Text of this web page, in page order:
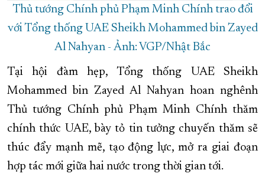
Thủ tướng Chính phủ Phạm Minh Chính trao đổi
với Tổng thống UAE Sheikh Mohammed bin Zayed
Al Nahyan - Ảnh: VGP/Nhật Bắc
Tại hội đàm hẹp, Tổng thống UAE Sheikh
Mohammed bin Zayed Al Nahyan hoan nghênh
Thủ tướng Chính phủ Phạm Minh Chính thăm
chính thức UAE, bày tỏ tin tưởng chuyến thăm sẽ
thúc đẩy mạnh mẽ, tạo động lực, mở ra giai đoạn
hợp tác mới giữa hai nước trong thời gian tới.